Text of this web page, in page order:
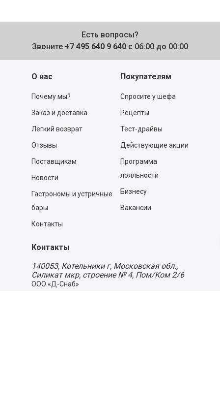
Есть вопросы?
Звоните +7 495 640 9 640 с 06:00 до 00:00
О нас
Почему мы?
Заказ и доставка
Легкий возврат
Отзывы
Поставщикам
Новости
Гастрономы и устричные
бары
Контакты
Покупателям
Спросите у шефа
Рецепты
Тест-драйвы
Действующие акции
Программа
лояльности
Бизнесу
Вакансии
Контакты
140053, Котельники г, Московская обл.,
Силикат мкр, строение № 4, Пом/Ком 2/6
ООО «Д-Снаб»